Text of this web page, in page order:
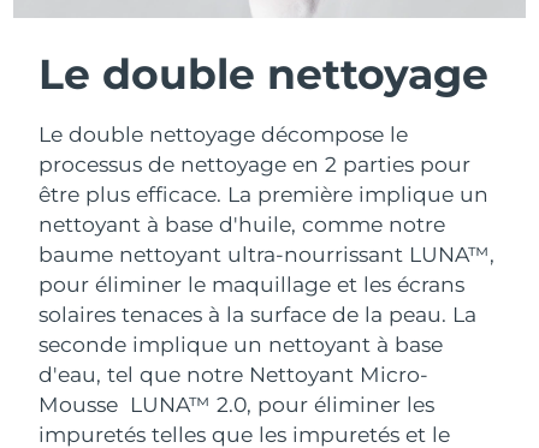
Le double nettoyage
Le double nettoyage décompose le
processus de nettoyage en 2 parties pour
être plus efficace. La première implique un
nettoyant à base d'huile, comme notre
baume nettoyant ultra-nourrissant LUNA™,
pour éliminer le maquillage et les écrans
solaires tenaces à la surface de la peau. La
seconde implique un nettoyant à base
d'eau, tel que notre Nettoyant Micro-
Mousse LUNA™ 2.0, pour éliminer les
impuretés telles que les impuretés et le